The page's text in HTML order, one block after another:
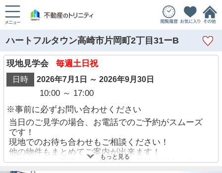
ハートフルタウン高崎市片岡町2丁目31ーB
現地見学会 毎週土日祝
日時 2026年7月1日 ～ 2026年9月30日
10:00 ～ 17:00
※事前に必ずお問い合わせください
当日のご見学の場合、お電話でのご予約がスムーズ
です！
現地でのお待ち合わせもご相談ください！
他の物件もまとめてご案内が出来ます！
住宅ローンに自信あり！迷わずご相談ください！
もっと見る